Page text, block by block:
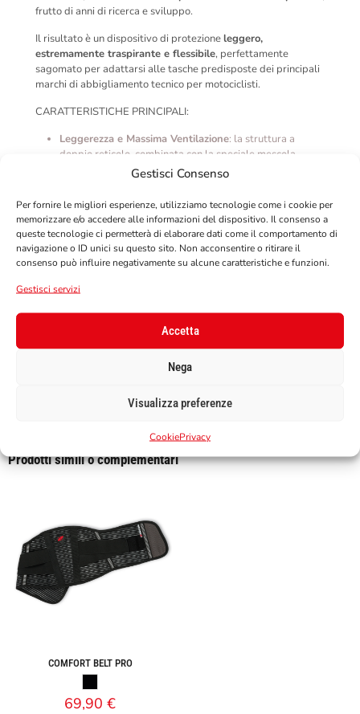
Gestisci Consenso
Per fornire le migliori esperienze, utilizziamo tecnologie come i cookie per
memorizzare e/o accedere alle informazioni del dispositivo. Il consenso a
queste tecnologie ci permetterà di elaborare dati come il comportamento di
navigazione o ID unici su questo sito. Non acconsentire o ritirare il
consenso può influire negativamente su alcune caratteristiche e funzioni.
Gestisci servizi
Accetta
Nega
Visualizza preferenze
CookiePrivacy
frutto di anni di ricerca e sviluppo.
Il risultato è un dispositivo di protezioneleggero,
estremamente traspirante e flessibile, perfettamente
sagomato per adattarsi alle tasche predisposte dei principali
marchi di abbigliamento tecnico per motociclisti.
CARATTERISTICHE PRINCIPALI:
Leggerezza e Massima Ventilazione: la struttura a
doppio reticolo, combinata con la speciale mescola
termoplastica, assicuraleggerezza e una traspirabilità
Flessibilità Avanzata : la mescola termoplastica
consente al paraschiena diseguire perfettamente i
movimenti della schiena, offrendo un comfort superiore
in ogni condizione;
2, assicura
Spessore Ridotto (solo 15 mm): protezione senza
quasi invisibile sotto l’abbigliamento
Prodotti simili o complementari
COMFORT BELT PRO
69,90 €